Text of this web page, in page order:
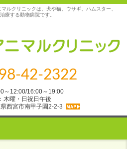
ルクリニックは、犬や猫、ウサギ、ハムスター、
療する動物病院です。
42-2322
～12:00/16:00～19:00
木曜・日祝日午後
西宮市南甲子園2‐2‐3